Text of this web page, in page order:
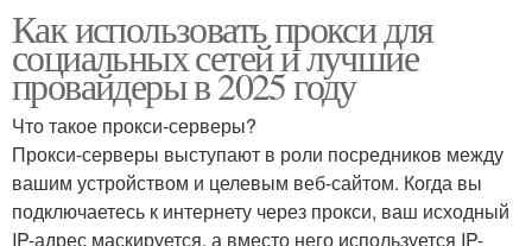
Как использовать прокси для
социальных сетей и лучшие
провайдеры в 2025 году
Что такое прокси-серверы?
Прокси-серверы выступают в роли посредников между
вашим устройством и целевым веб-сайтом. Когда вы
подключаетесь к интернету через прокси, ваш исходный
IP-адрес маскируется, а вместо него используется IP-